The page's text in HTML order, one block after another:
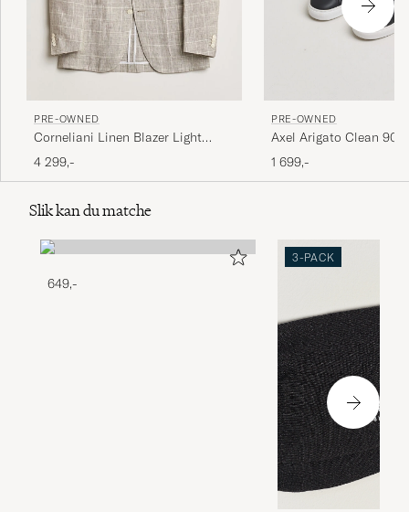
PRE-OWNED
Corneliani Linen Blazer Light
Beige Check 48
4 299,-
PRE-OWNED
Axel Arigato Clean 90
Black 42
1 699,-
Slik kan du matche
649,-
3-PACK